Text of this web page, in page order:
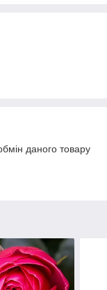
даного товару